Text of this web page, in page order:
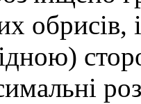
обрисів,